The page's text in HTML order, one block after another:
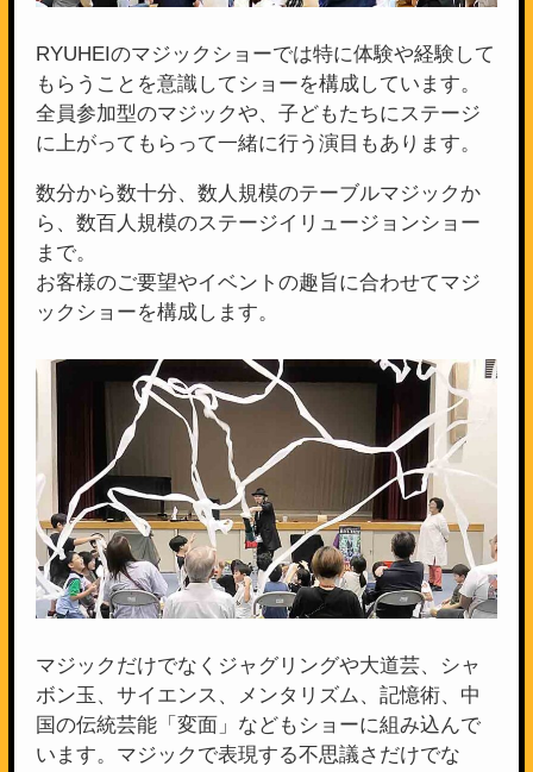
RYUHEIのマジックショーでは特に体験や経験して
もらうことを意識してショーを構成しています。
全員参加型のマジックや、子どもたちにステージ
に上がってもらって一緒に行う演目もあります。
数分から数十分、数人規模のテーブルマジックか
ら、数百人規模のステージイリュージョンショー
まで。
お客様のご要望やイベントの趣旨に合わせてマジ
ックショーを構成します。
マジックだけでなくジャグリングや大道芸、シャ
ボン玉、サイエンス、メンタリズム、記憶術、中
国の伝統芸能「変面」などもショーに組み込んで
います。マジックで表現する不思議さだけでな